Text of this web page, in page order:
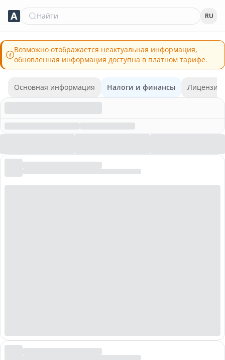
Найти RU
Возможно отображается неактуальная информация,
обновленная информация доступна в платном тарифе.
Основная информация Налоги и финансы Лицензии